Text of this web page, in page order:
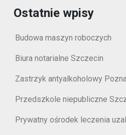
Ostatnie wpisy
Budowa maszyn roboczych
Biura notarialne Szczecin
Zastrzyk antyalkoholowy
Przedszkole niepubliczne
Prywatny ośrodek leczenia